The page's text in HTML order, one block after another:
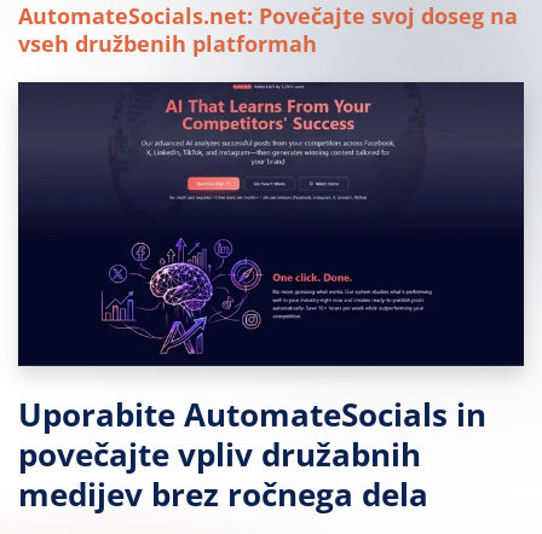
AutomateSocials.net: Povečajte svoj doseg na
vseh družbenih platformah
Uporabite AutomateSocials in
povečajte vpliv družabnih
medijev brez ročnega dela